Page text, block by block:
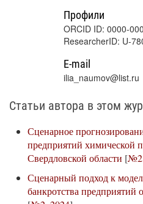
Профили
ORCID ID: 0000-
ResearcherID: U-
E-mail
ilia_naumov@list.ru
Статьи автора в этом
Сценарное
предприятий химической
Свердловской области [
Сценарный подход к
банкротства